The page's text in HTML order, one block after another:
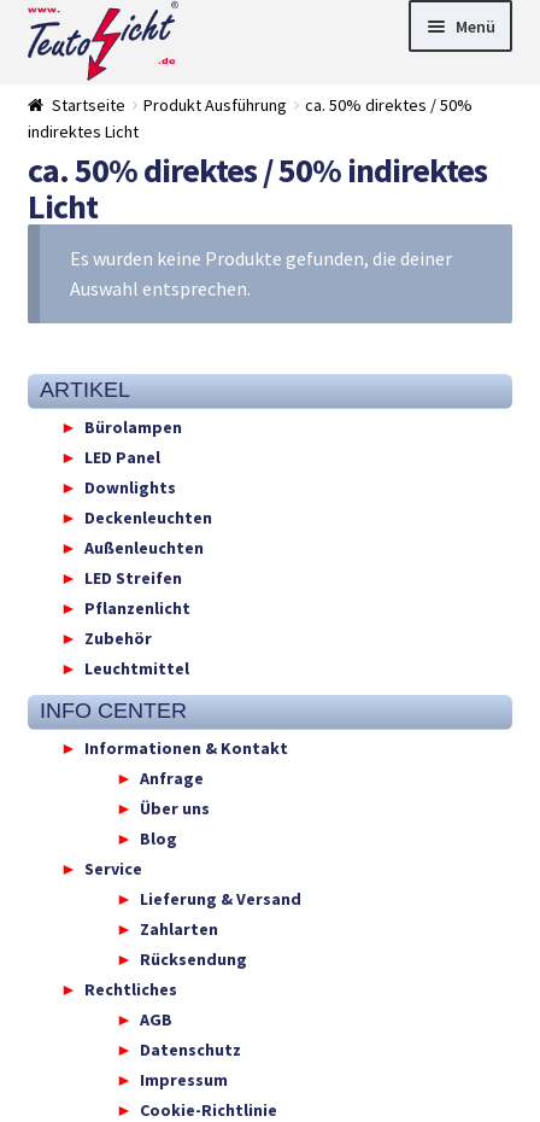
Zur
Navigation
springen
Springe
zum
Menü
► LED Panel
►
t
Downlights
►
Deckenleuch
►
►
Startseite Produkt Ausführung
ca. 50% direktes / 50%
indirektes Licht
ca. 50% direktes / 50% indirektes
Licht
Es wurden keine Produkte gefunden, die deiner
Auswahl entsprechen.
ARTIKEL
Bürolampen
LED Panel
Downlights
Deckenleuchten
Außenleuchten
LED Streifen
Pflanzenlicht
Zubehör
Leuchtmittel
INFO CENTER
Informationen & Kontakt
Anfrage
Über uns
Blog
Service
Lieferung & Versand
Zahlarten
Rücksendung
Rechtliches
AGB
Datenschutz
Impressum
Cookie-Richtlinie